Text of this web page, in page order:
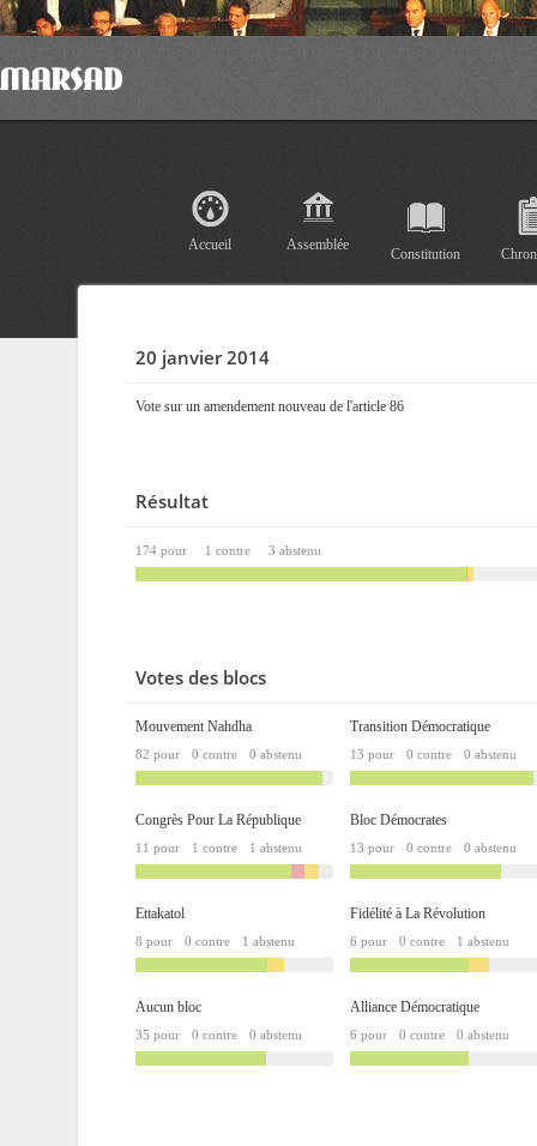
Accueil Assemblée
Constitution
20 janvier 2014
Vote sur un amendement nouveau de l'article 86
Résultat
174 pour 1 contre 3 abstenu
Votes des blocs
Mouvement Nahdha
82 pour 0 contre 0 abstenu
Transition Démocratique
13 pour 0 contre 0 abstenu
Congrès Pour La République
11 pour 1 contre 1 abstenu
Bloc Démocrates
13 pour 0 contre 0 abstenu
Ettakatol
8 pour 0 contre 1 abstenu
Fidélité à La Révolution
6 pour 0 contre 1 abstenu
Aucun bloc
35 pour 0 contre 0 abstenu
Alliance Démocratique
6 pour 0 contre 0 abstenu